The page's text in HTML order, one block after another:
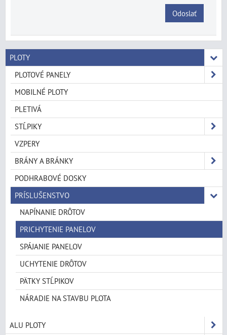
Odoslať
PLOTY
PLOTOVÉ PANELY
MOBILNÉ PLOTY
PLETIVÁ
STĹPIKY
VZPERY
BRÁNY A BRÁNKY
PODHRABOVÉ DOSKY
PRÍSLUŠENSTVO
NAPÍNANIE DRÔTOV
PRICHYTENIE PANELOV
SPÁJANIE PANELOV
UCHYTENIE DRÔTOV
PÄTKY STĹPIKOV
NÁRADIE NA STAVBU PLOTA
ALU PLOTY